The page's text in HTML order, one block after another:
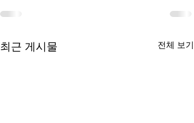
최근 게시물 전체 보기